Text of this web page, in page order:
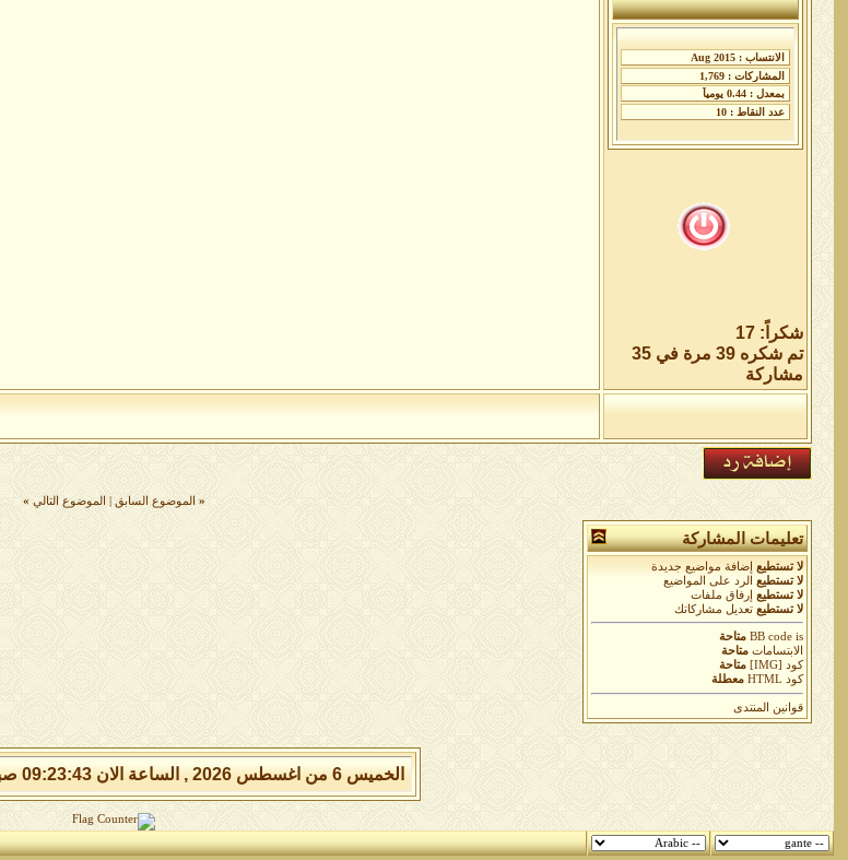
شكراً: 17
تم شكره 39 مرة في 35
مشاركة
« الموضوع السابق الموضوع التالي »
تعليمات المشاركة
لا تستطيع
إضافة مواضيع جديدة
لا تستطيع
الرد على المواضيع
لا تستطيع
إرفاق ملفات
لا تستطيع تعديل مشاركاتك
BB codeis
متاحة
الابتسامات متاحة
كود [IMG]
متاحة
كود HTML
معطلة
قوانين المنتدى
الخميس 6 من اغسطس 2026 , الساعة الان 09:23:43 صباحاً.